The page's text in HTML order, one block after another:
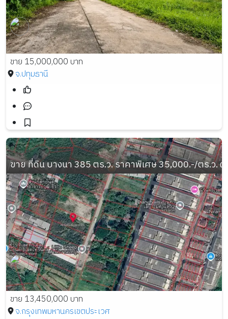
ขาย 15,000,000 บาท
จ.ปทุมธานี
ขาย ที่ดิน บางนา 385 ตร.ว. ราคาพิเศษ 35,000.-/ตร.ว. ผั
ขาย 13,450,000 บาท
จ.กรุงเทพมหานครเขตประเวศ